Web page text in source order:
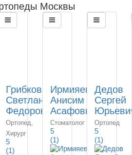
Москвы
Грибкова
Светлана
Федоровна
Ортопед,
Хирург
5
(1)
Ирмияев
Анисим
Асафович
Стоматолог
5
(1)
Дедов
Сергей
Юрьевич
Ортопед
5
(1)